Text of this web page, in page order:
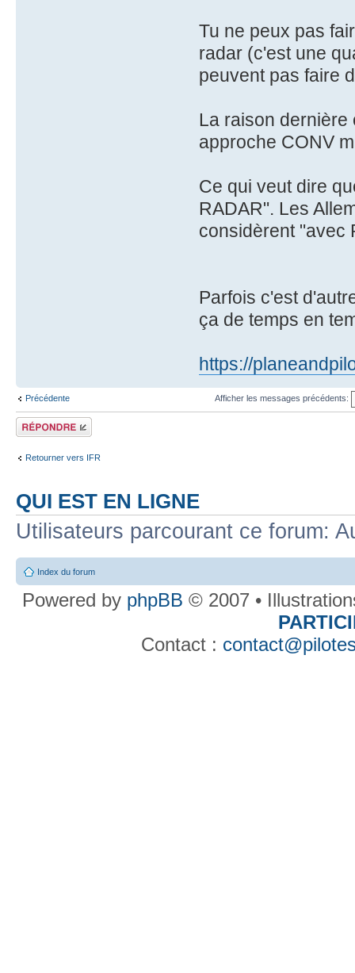
Tu ne peux pas
radar (c'est une
peuvent pas faire
La raison dernière
approche CONV
Ce qui veut dire
RADAR". Les
considèrent "avec
Parfois c'est
ça de temps en
https://
Précédente Afficher les messages précédents:
Répondre
Retourner vers IFR
QUI EST EN LIGNE
Utilisateurs parcourant ce forum:
Index du forum
Powered by phpBB © 2007 •
Contact :